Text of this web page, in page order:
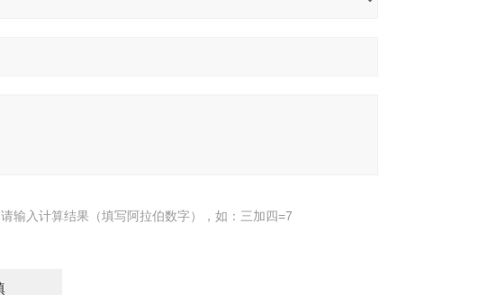
请输入计算结果（填写阿拉伯数字），如：三加四=7